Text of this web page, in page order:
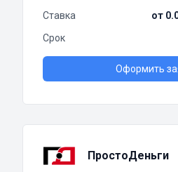
Ставка
от
Срок
Оформить
ПростоДеньги